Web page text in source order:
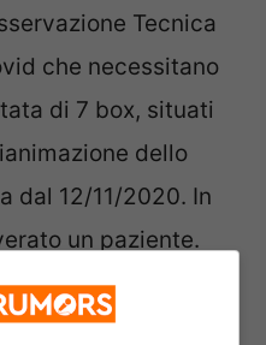
Tecnica
che necessitano
di 7 box, situati
dello
dal 12/11/2020. In
un paziente.